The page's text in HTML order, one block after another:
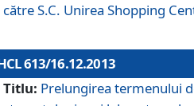
către S.C. Unirea Shopping
613/16.12.2013
Titlu: Prelungirea termenului